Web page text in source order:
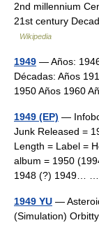
2nd millennium
21st century
Wikipedia
1949 — Años:
Décadas: Años
1950 Años 1960
1949 (EP) —
Junk Released =
Length = Label =
album = 1950
1948 (?) 1949…
1949 YU —
(Simulation)